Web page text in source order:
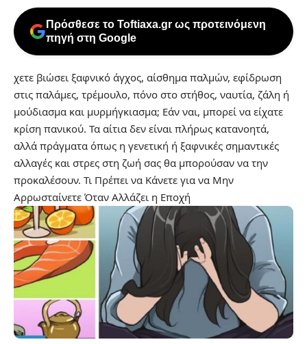
Πρόσθεσε το Toftiaxa.gr ως προτεινόμενη
πηγή στη Google
χετε βιώσει ξαφνικό άγχος, αίσθημα παλμών, εφίδρωση
στις παλάμες, τρέμουλο, πόνο στο στήθος, ναυτία, ζάλη ή
μούδιασμα και μυρμήγκιασμα; Εάν ναι, μπορεί να είχατε
κρίση πανικού. Τα αίτια δεν είναι πλήρως κατανοητά,
αλλά πράγματα όπως η γενετική ή ξαφνικές σημαντικές
αλλαγές και στρες στη ζωή σας θα μπορούσαν να την
προκαλέσουν. Τι Πρέπει να Κάνετε για να Μην
Αρρωσταίνετε Όταν Αλλάζει η Εποχή